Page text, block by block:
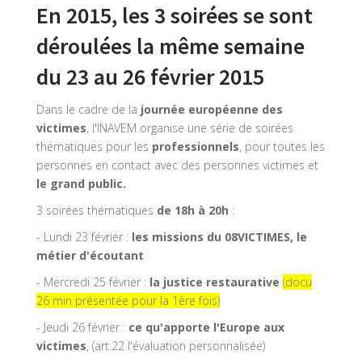
En 2015, les 3 soirées se sont
déroulées la même semaine
du 23 au 26 février 2015
Dans le cadre de la journée européenne des
victimes, l'INAVEM organise une série de soirées
thématiques pour les professionnels, pour toutes les
personnes en contact avec des personnes victimes et
le grand public.
3 soirées thématiques de 18h à 20h :
- Lundi 23 février : les missions du 08VICTIMES, le
métier d'écoutant
- Mercredi 25 février : la justice restaurative (docu
26 min présentée pour la 1ère fois)
- Jeudi 26 février : ce qu'apporte l'Europe aux
victimes, (art.22 l'évaluation personnalisée)